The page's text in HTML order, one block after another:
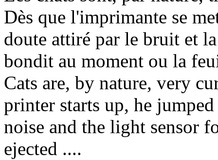
Dès que l'imprimante se
doute attiré par le bruit et
bondit au moment ou la
Cats are, by nature, very
printer starts up, he
noise and the light sensor
ejected ....